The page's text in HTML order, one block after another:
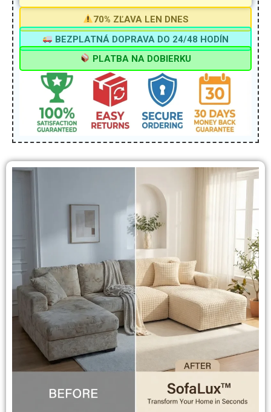
70% ZĽAVA LEN DNES
BEZPLATNÁ DOPRAVA DO 24/48 HODÍN
PLATBA NA DOBIERKU